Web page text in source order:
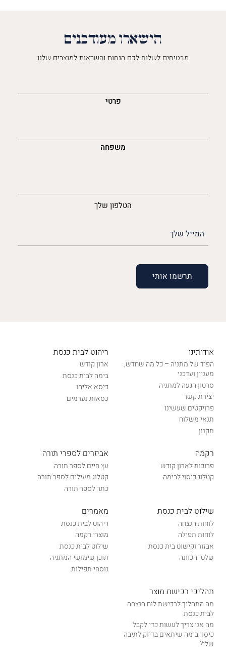
הישארו מעודכנים
מבטיחים לשלוח לכם הנחות והשראות למוצרים שלנו
פרטי
משפחה
הטלפון שלך
(חובה)
אודותינו
הפיד של מתניה – כל מה שחדש,
מעניין ועדכני
סרטון הגעה למתניה
יצירת קשר
פרויקטים שעשינו
תנאי משלוח
תקנון
ריהוט לבית כנסת
ארון קודש
בימה לבית כנסת
כיסא אליהו
כסאות נערמים
רקמה
פרוכות לארון קודש
קטלוג כיסוי לבימה
אביזרים לספרי תורה
עץ חיים לספר תורה
קטלוג מעילים לספר תורה
כתר לספר תורה
שילוט לבית כנסת
לוחות הנצחה
לוחות תפילה
אבזור וקישוט בית כנסת
שלטי הכוונה
מאמרים
ריהוט לבית כנסת
מוצרי רקמה
שילוט לבית כנסת
תוכן שימושי המתניה
נוסחי תפילות
תהליכי רכישת מוצר
מה התהליך לרכישת לוח הנצחה
לבית כנסת
מה אני צריך לעשות כדי לקבל
כיסוי בימה שיתאים בדיוק לתיבה
שלי?